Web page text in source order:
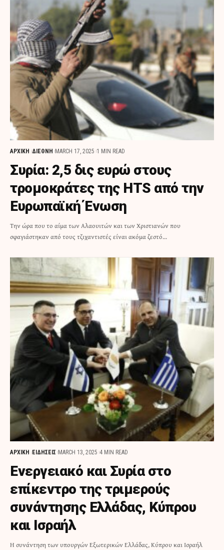
ΑΡΧΙΚΗ ΔΙΕΘΝΗ MARCH 17, 2025 1 MIN READ
Συρία: 2,5 δις ευρώ στους
τρομοκράτες της HTS από την
Ευρωπαϊκή Ένωση
Την ώρα που το αίμα των Αλαουιτών και των Χριστιανών που
σφαγιάστηκαν από τους τζιχαντιστές είναι ακόμα ζεστό...
ΑΡΧΙΚΗ ΕΙΔΗΣΕΙΣ MARCH 13, 2025 4 MIN READ
Ενεργειακό και Συρία στο
επίκεντρο της τριμερούς
συνάντησης Ελλάδας, Κύπρου
και Ισραήλ
Η συνάντηση των υπουργών Εξωτερικών Ελλάδας, Κύπρου και Ισραήλ